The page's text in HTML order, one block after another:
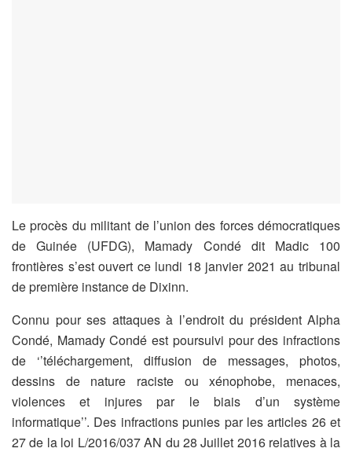
Le procès du militant de l’union des forces démocratiques
de Guinée (UFDG), Mamady Condé dit Madic 100
frontières s’est ouvert ce lundi 18 janvier 2021 au tribunal
de première instance de Dixinn.
Connu pour ses attaques à l’endroit du président Alpha
Condé, Mamady Condé est poursuivi pour des infractions
de ‘’téléchargement, diffusion de messages, photos,
dessins de nature raciste ou xénophobe, menaces,
violences et injures par le biais d’un système
informatique’’. Des infractions punies par les articles 26 et
27 de la loi L/2016/037 AN du 28 Juillet 2016 relatives à la